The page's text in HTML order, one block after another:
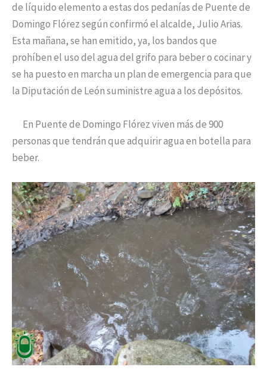
de líquido elemento a estas dos pedanías de Puente de
Domingo Flórez según confirmó el alcalde, Julio Arias.
Esta mañana, se han emitido, ya, los bandos que
prohíben el uso del agua del grifo para beber o cocinar y
se ha puesto en marcha un plan de emergencia para que
la Diputación de León suministre agua a los depósitos.
En Puente de Domingo Flórez viven más de 900
personas que tendrán que adquirir agua en botella para
beber.